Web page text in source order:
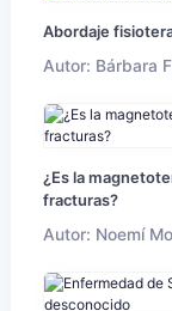
Abordaje
Autor: Bárbara
¿Es la
fracturas?
Autor: Noemí